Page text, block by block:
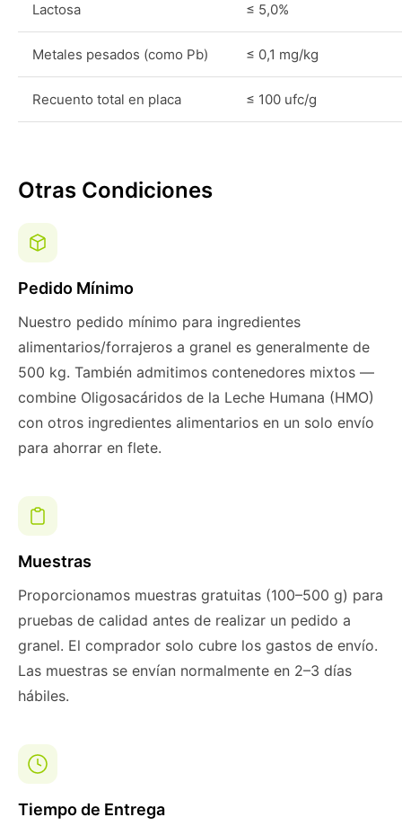
Lactosa ≤ 5,0%
Metales pesados (como Pb) ≤ 0,1 mg/kg
Recuento total en placa ≤ 100 ufc/g
Otras Condiciones
Pedido Mínimo
Nuestro pedido mínimo para ingredientes
alimentarios/forrajeros a granel es generalmente de
500 kg. También admitimos contenedores mixtos —
combine Oligosacáridos de la Leche Humana (HMO)
con otros ingredientes alimentarios en un solo envío
para ahorrar en flete.
Muestras
Proporcionamos muestras gratuitas (100–500 g) para
pruebas de calidad antes de realizar un pedido a
granel. El comprador solo cubre los gastos de envío.
Las muestras se envían normalmente en 2–3 días
hábiles.
Tiempo de Entrega